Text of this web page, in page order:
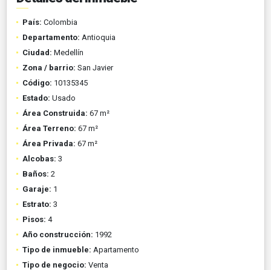
País: Colombia
Departamento: Antioquia
Ciudad: Medellín
Zona / barrio: San Javier
Código: 10135345
Estado: Usado
Área Construida: 67 m²
Área Terreno: 67 m²
Área Privada: 67 m²
Alcobas: 3
Baños: 2
Garaje: 1
Estrato: 3
Pisos: 4
Año construcción: 1992
Tipo de inmueble: Apartamento
Tipo de negocio: Venta